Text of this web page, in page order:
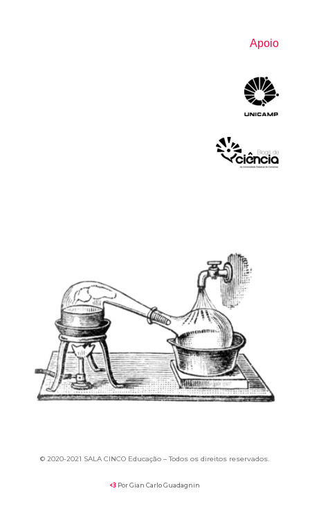
Apoio
© 2020-2021 SALA CINCO Educação –Todos os direitos reservados.
<3 Por Gian Carlo Guadagnin